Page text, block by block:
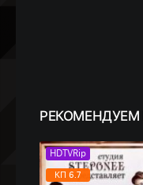
РЕКОМЕНДУЕМ
HDTVRip
КП 6.7